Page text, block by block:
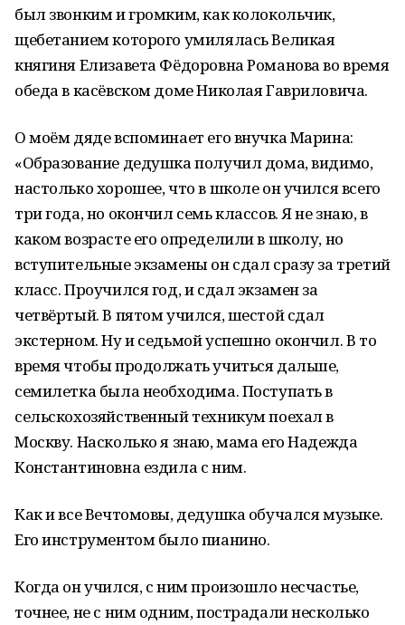
был звонким и громким, как колокольчик,
щебетанием которого умилялась Великая
княгиня Елизавета Фёдоровна Романова во время
обеда в касёвском доме Николая Гавриловича.
О моём дяде вспоминает его внучка Марина:
«Образование дедушка получил дома, видимо,
настолько хорошее, что в школе он учился всего
три года, но окончил семь классов. Я не знаю, в
каком возрасте его определили в школу, но
вступительные экзамены он сдал сразу за третий
класс. Проучился год, и сдал экзамен за
четвёртый. В пятом учился, шестой сдал
экстерном. Ну и седьмой успешно окончил. В то
время чтобы продолжать учиться дальше,
семилетка была необходима. Поступать в
сельскохозяйственный техникум поехал в
Москву. Насколько я знаю, мама его Надежда
Константиновна ездила с ним.
Как и все Вечтомовы, дедушка обучался музыке.
Его инструментом было пианино.
Когда он учился, с ним произошло несчастье,
точнее, не с ним одним, пострадали несколько